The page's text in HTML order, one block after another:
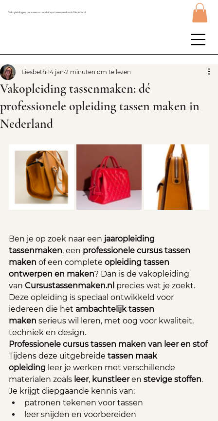
Vakopleidingen, cursussen en workshops tassen maken in Nederland
Vakopleiding tassenmaken: dé
professionele opleiding tassen maken in
Nederland
Liesbeth 14 jan 2 minuten om te lezen
Ben je op zoek naar een jaaropleiding
tassenmaken, een professionele cursus tassen
maken of een complete opleiding tassen
ontwerpen en maken? Dan is de vakopleiding
van Cursustassenmaken.nl precies wat je zoekt.
Deze opleiding is speciaal ontwikkeld voor
iedereen die het ambachtelijk tassen
maken serieus wil leren, met oog voor kwaliteit,
techniek en design.
Professionele cursus tassen maken van leer en stof
Tijdens deze uitgebreide tassen maak
opleiding leer je werken met verschillende
materialen zoals leer, kunstleer en stevige stoffen.
Je krijgt diepgaande kennis van:
patronen tekenen voor tassen
leer snijden en voorbereiden